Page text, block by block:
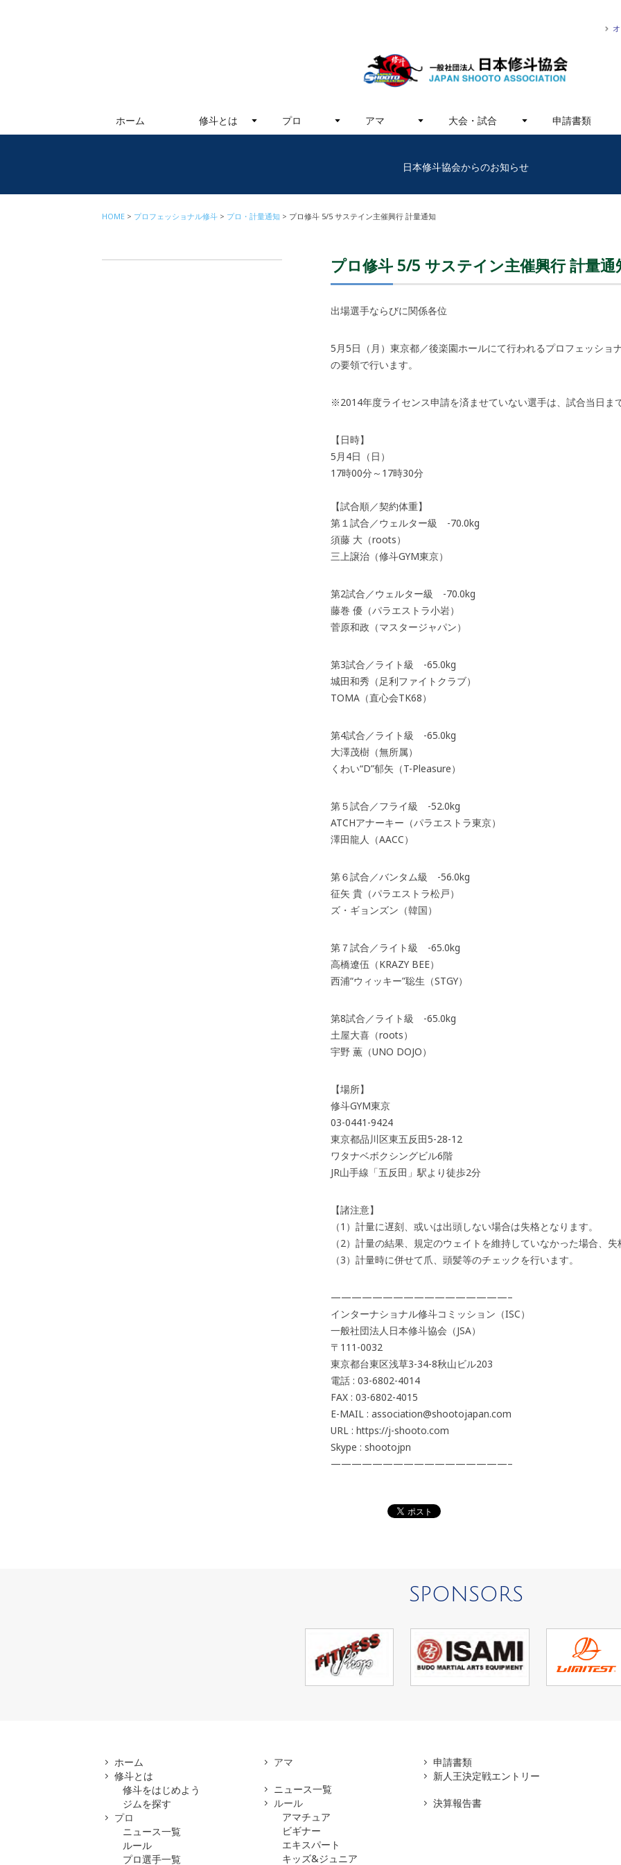
ホーム 修斗とは プロ アマ 大会・試合 申請書類
日本修斗協会からのお知らせ
HOME プロフェッショナル修斗 プロ・計量通知 プロ修斗 5/5 サステイン主催興行 計量通知
プロ修斗 5/5 サステイン主催興行 計量通
出場選手ならびに関係各位
5月5日（月）東京都／後楽園ホールにて行われるプロフェッショ
の要領で行います。
※2014年度ライセンス申請を済ませていない選手は、試合当日ま
【日時】
5月4日（日）
17時00分～17時30分
【試合順／契約体重】
第１試合／ウェルター級 -70.0kg
須藤 大（roots）
三上譲治（修斗GYM東京）
第2試合／ウェルター級 -70.0kg
藤巻 優（パラエストラ小岩）
菅原和政（マスタージャパン）
第3試合／ライト級 -65.0kg
城田和秀（足利ファイトクラブ）
TOMA（直心会TK68）
第4試合／ライト級 -65.0kg
大澤茂樹（無所属）
くわい“D”郁矢（T-Pleasure）
第５試合／フライ級 -52.0kg
ATCHアナーキー（パラエストラ東京）
澤田龍人（AACC）
第６試合／バンタム級 -56.0kg
征矢 貴（パラエストラ松戸）
ズ・ギョンズン（韓国）
第７試合／ライト級 -65.0kg
高橋遼伍（KRAZY BEE）
西浦“ウィッキー”聡生（STGY）
第8試合／ライト級 -65.0kg
土屋大喜（roots）
宇野 薫（UNO DOJO）
【場所】
修斗GYM東京
03-0441-9424
東京都品川区東五反田5-28-12
ワタナベボクシングビル6階
JR山手線「五反田」駅より徒歩2分
【諸注意】
（1）計量に遅刻、或いは出頭しない場合は失格となります。
（2）計量の結果、規定のウェイトを維持していなかった場合、失
（3）計量時に併せて爪、頭髪等のチェックを行います。
—————————————————–
インターナショナル修斗コミッション（ISC）
一般社団法人日本修斗協会（JSA）
〒111-0032
東京都台東区浅草3-34-8秋山ビル203
電話 : 03-6802-4014
FAX : 03-6802-4015
E-MAIL : association@shootojapan.com
URL : https://j-shooto.com
Skype : shootojpn
—————————————————–
SPONSORS
ホーム
修斗とは
修斗をはじめよう
ジムを探す
プロ
ニュース一覧
ルール
プロ選手一覧
アマ
ニュース一覧
ルール
アマチュア
ビギナー
エキスパート
キッズ&ジュニア
申請書類
新人王決定戦エントリー
決算報告書